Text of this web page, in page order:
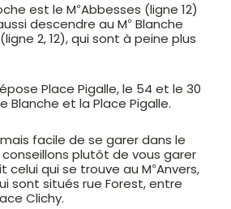
est le M°Abbesses (ligne 12)
descendre au M° Blanche
2, 12), qui sont à peine plus
Place Pigalle, le 54 et le 30
Blanche et la Place Pigalle.
facile de se garer dans le
plutôt de vous garer
celui qui se trouve au M°Anvers,
sont situés rue Forest, entre
Clichy.